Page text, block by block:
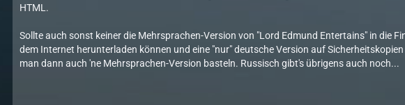
HTML.
Sollte auch sonst keiner die Mehrsprachen-Version von "Lord Edmund Entertains" in die
dem Internet herunterladen können und eine "nur" deutsche Version auf
man dann auch 'ne Mehrsprachen-Version basteln. Russisch gibt's übrigens auch noch...